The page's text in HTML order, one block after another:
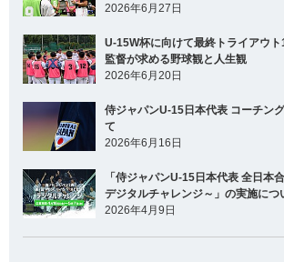
2026年6月27日
U-15W杯に向けて最終トライアウト
監督が求める野球観と人生観
2026年6月20日
侍ジャパンU-15日本代表 コーチン
て
2026年6月16日
「侍ジャパンU-15日本代表 全日本
デジタルチャレンジ～」の実施につ
2026年4月9日